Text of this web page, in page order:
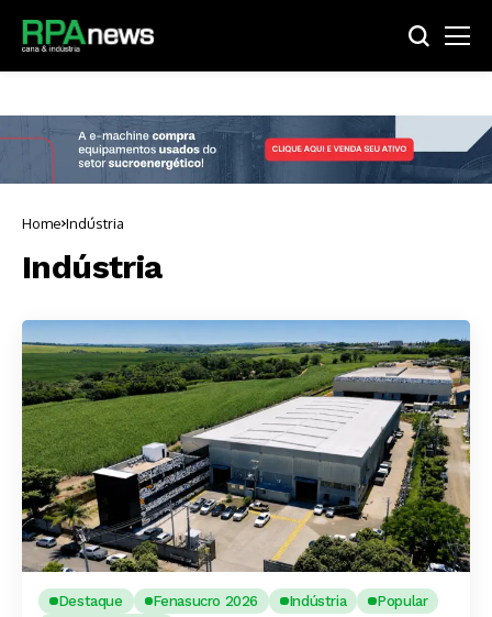
Home Indústria
Indústria
Destaque Fenasucro 2026 Indústria
Popular